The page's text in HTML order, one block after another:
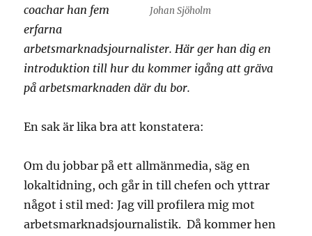
Johan Sjöholm
coachar han fem
erfarna
arbetsmarknadsjournalister. Här ger han dig en
introduktion till hur du kommer igång att gräva
på arbetsmarknaden där du bor.
En sak är lika bra att konstatera:
Om du jobbar på ett allmänmedia, säg en
lokaltidning, och går in till chefen och yttrar
något i stil med: Jag vill profilera mig mot
arbetsmarknadsjournalistik. Då kommer hen